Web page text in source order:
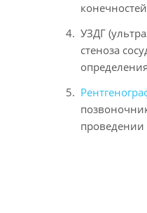
УЗДГ
стеноза